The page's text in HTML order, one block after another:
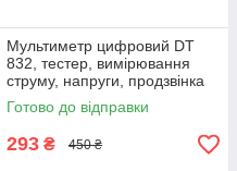
Мультиметр цифровий DT
832, тестер, вимірювання
струму, напруги, продзвінка
Готово до відправки
293 ₴ 450 ₴